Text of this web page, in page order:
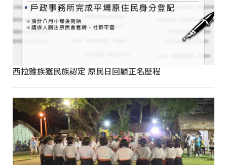
西拉雅族獲民族認定 原民日回顧正名歷程